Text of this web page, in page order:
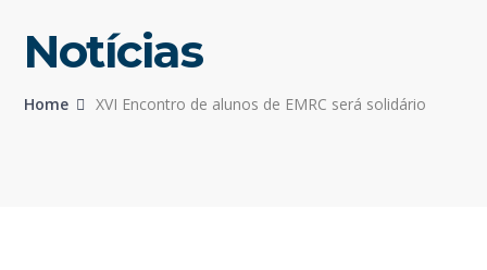
Notícias
Home XVI Encontro de alunos de EMRC será solidário